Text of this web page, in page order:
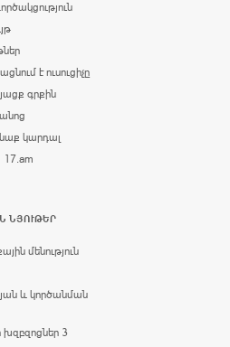
է ուսուցիչը
գրքին
կարդալ
ՆՅՈՒԹԵՐ
մենություն
և կործանման
խզբզոցներ 3